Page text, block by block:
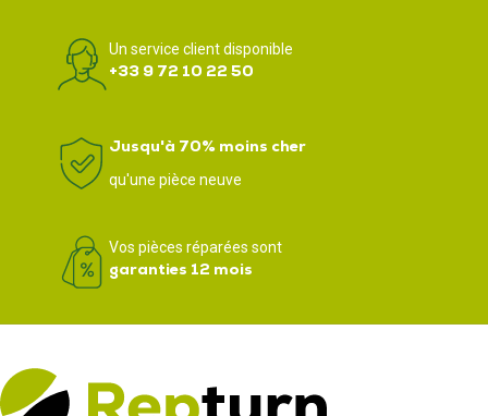
Un service client disponible
+33 9 72 10 22 50
Jusqu'à 70% moins cher
qu'une pièce neuve
Vos pièces réparées sont
garanties 12 mois